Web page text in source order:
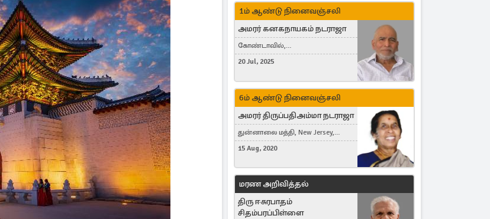
1ம் ஆண்டு நினைவஞ்சலி
அமரர் கனகநாயகம் நடராஜா
கோண்டாவில்,
புன்னாலைக்கட்டுவன், சவுதி
Germany, Brampton, Canada
20 Jul, 2025
6ம் ஆண்டு நினைவஞ்சலி
அமரர் திருப்பதிஅம்மா நடராஜா
துன்னாலை மத்தி, New Jersey,
United States, Toronto, Canada
15 Aug, 2020
மரண அறிவித்தல்
திரு ஈசுரபாதம்
சிதம்பரப்பிள்ளை